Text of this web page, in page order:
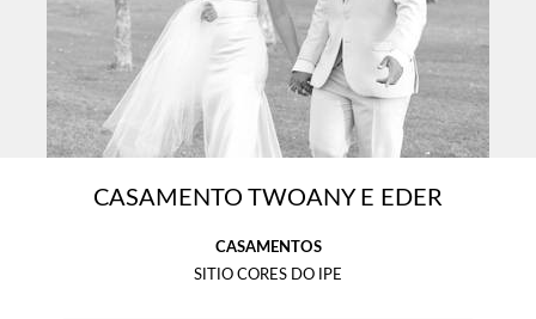
CASAMENTO TWOANY E EDER
CASAMENTOS
SITIO CORES DO IPE